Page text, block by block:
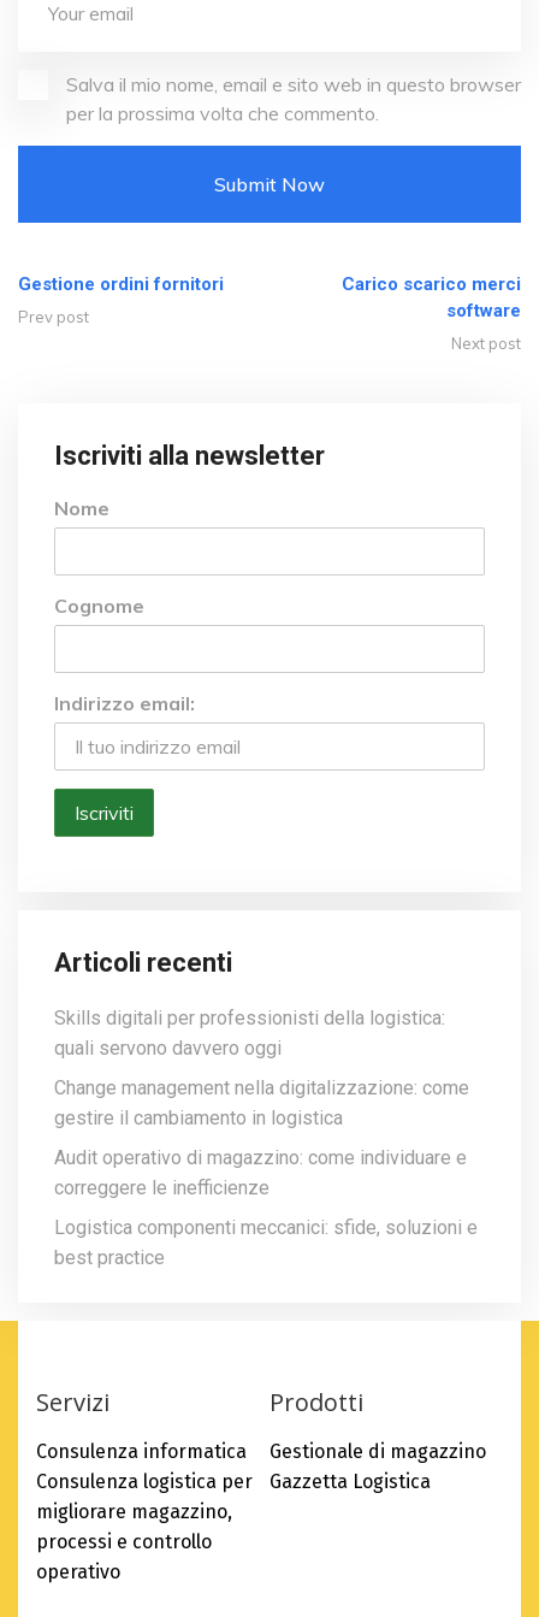
Salva il mio nome, email e sito web in questo browser
per la prossima volta che commento.
Gestione ordini fornitori
Prev post
Carico scarico merci
software
Next post
Iscriviti alla newsletter
Nome
Cognome
Indirizzo email:
Articoli recenti
Skills digitali per professionisti della logistica:
quali servono davvero oggi
Change management nella digitalizzazione: come
gestire il cambiamento in logistica
Audit operativo di magazzino: come individuare e
correggere le inefficienze
Logistica componenti meccanici: sfide, soluzioni e
best practice
Servizi
Consulenza informatica
Consulenza logistica per
migliorare magazzino,
processi e controllo
operativo
Prodotti
Gestionale di magazzino
Gazzetta Logistica